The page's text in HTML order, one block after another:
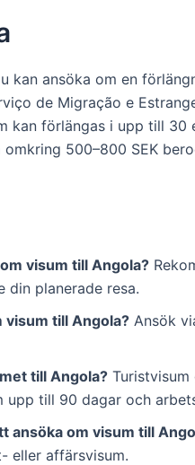
kan ansöka om en
de Migração e
kan förlängas i upp till 30
500–800 SEK
visum till Angola?
din planerade resa.
visum till Angola? Ansök
till Angola?
upp till 90 dagar och
ansöka om visum till
eller affärsvisum.